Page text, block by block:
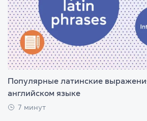
Популярные латинские
английском языке
7 минут